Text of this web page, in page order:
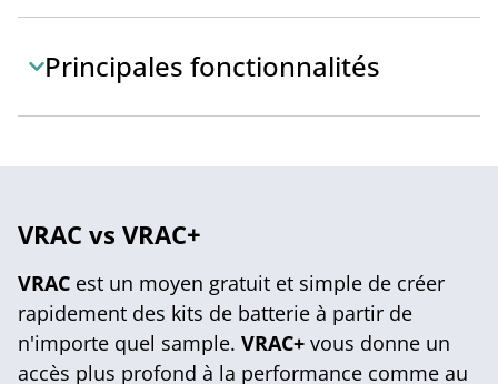
Principales fonctionnalités
VRAC vs VRAC+
VRAC est un moyen gratuit et simple de créer
rapidement des kits de batterie à partir de
n'importe quel sample. VRAC+ vous donne un
accès plus profond à la performance comme au